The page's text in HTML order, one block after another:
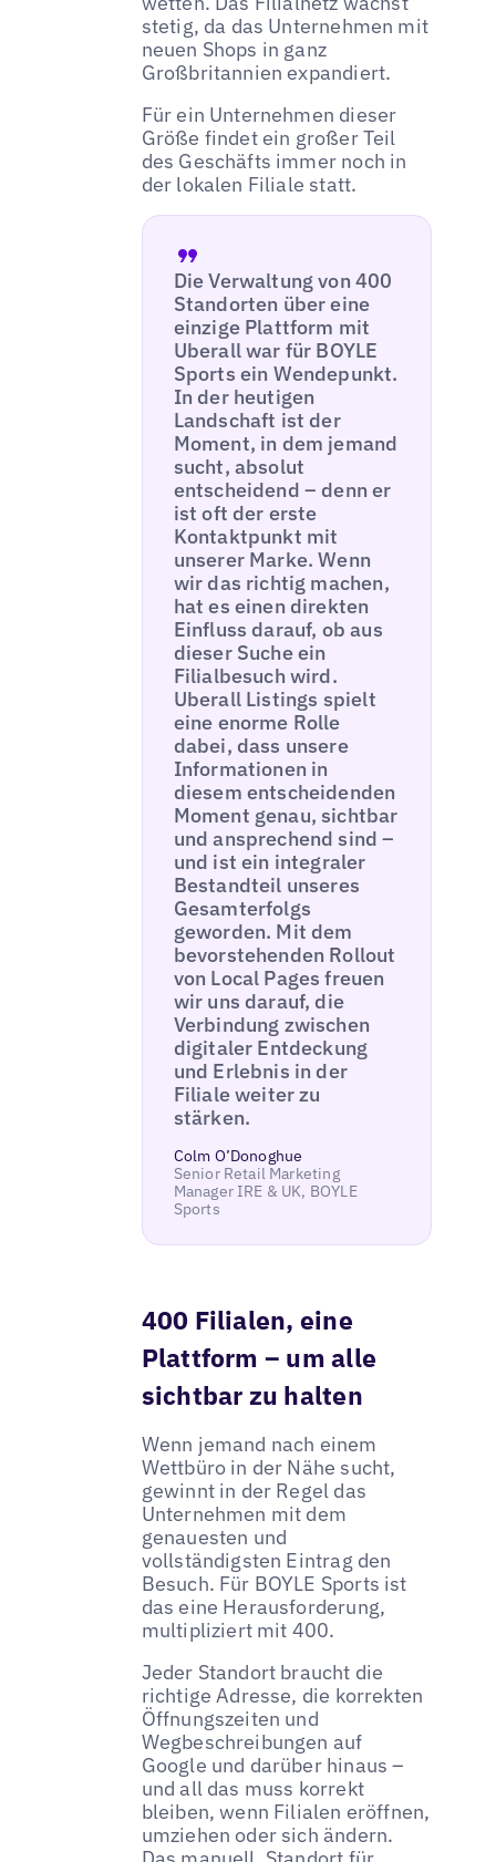
stetig, da das Unternehmen mit
neuen Shops in ganz
Großbritannien expandiert.
Für ein Unternehmen dieser
Größe findet ein großer Teil
des Geschäfts immer noch in
der lokalen Filiale statt.
Die Verwaltung von 400
Standorten über eine
einzige Plattform mit
Uberall war für BOYLE
Sports ein Wendepunkt.
In der heutigen
Landschaft ist der
Moment, in dem jemand
sucht, absolut
entscheidend – denn er
ist oft der erste
Kontaktpunkt mit
unserer Marke. Wenn
wir das richtig machen,
hat es einen direkten
Einfluss darauf, ob aus
dieser Suche ein
Filialbesuch wird.
Uberall Listings spielt
eine enorme Rolle
dabei, dass unsere
Informationen in
diesem entscheidenden
Moment genau, sichtbar
und ansprechend sind –
und ist ein integraler
Bestandteil unseres
Gesamterfolgs
geworden. Mit dem
bevorstehenden Rollout
von Local Pages freuen
wir uns darauf, die
Verbindung zwischen
digitaler Entdeckung
und Erlebnis in der
Filiale weiter zu
stärken.
Colm O’Donoghue
Senior Retail Marketing
Manager IRE & UK, BOYLE
Sports
400 Filialen, eine
Plattform – um alle
sichtbar zu halten
Wenn jemand nach einem
Wettbüro in der Nähe sucht,
gewinnt in der Regel das
Unternehmen mit dem
genauesten und
vollständigsten Eintrag den
Besuch. Für BOYLE Sports ist
das eine Herausforderung,
multipliziert mit 400.
Jeder Standort braucht die
richtige Adresse, die korrekten
Öffnungszeiten und
Wegbeschreibungen auf
Google und darüber hinaus –
und all das muss korrekt
bleiben, wenn Filialen eröffnen,
umziehen oder sich ändern.